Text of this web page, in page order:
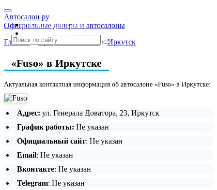
Автосалон ру
Официальные дилеры и автосалоны
Автосалоны Lada
Выбрать город
Главная » Иркутская область » Иркутск
«Fuso» в Иркутске
Актуальная контактная информация об автосалоне «Fuso» в Иркутске:
Адрес: ул. Генерала Доватора, 23, Иркутск
График работы: Не указан
Официальный сайт: Не указан
Email: Не указан
Вконтакте: Не указан
Telegram: Не указан